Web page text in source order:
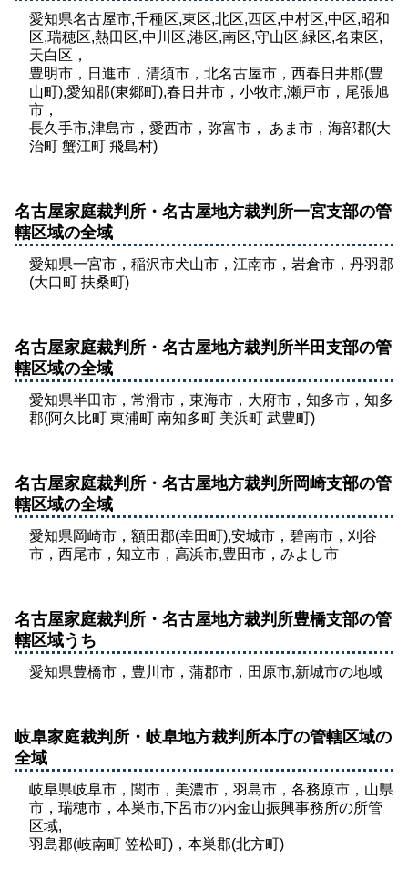
愛知県名古屋市,千種区,東区,北区,西区,中村区,中区,昭和
区,瑞穂区,熱田区,中川区,港区,南区,守山区,緑区,名東区,
天白区，
豊明市，日進市，清須市，北名古屋市，西春日井郡(豊
山町),愛知郡(東郷町),春日井市，小牧市,瀬戸市，尾張旭
市，
長久手市,津島市，愛西市，弥富市， あま市，海部郡(大
治町 蟹江町 飛島村)
名古屋家庭裁判所・名古屋地方裁判所一宮支部の管
轄区域の全域
愛知県一宮市，稲沢市犬山市，江南市，岩倉市，丹羽郡
(大口町 扶桑町)
名古屋家庭裁判所・名古屋地方裁判所半田支部の管
轄区域の全域
愛知県半田市，常滑市，東海市，大府市，知多市，知多
郡(阿久比町 東浦町 南知多町 美浜町 武豊町)
名古屋家庭裁判所・名古屋地方裁判所岡崎支部の管
轄区域の全域
愛知県岡崎市，額田郡(幸田町),安城市，碧南市，刈谷
市，西尾市，知立市，高浜市,豊田市，みよし市
名古屋家庭裁判所・名古屋地方裁判所豊橋支部の管
轄区域うち
愛知県豊橋市，豊川市，蒲郡市，田原市,新城市の地域
岐阜家庭裁判所・岐阜地方裁判所本庁の管轄区域の
全域
岐阜県岐阜市，関市，美濃市，羽島市，各務原市，山県
市，瑞穂市，本巣市,下呂市の内金山振興事務所の所管
区域,
羽島郡(岐南町 笠松町)，本巣郡(北方町)